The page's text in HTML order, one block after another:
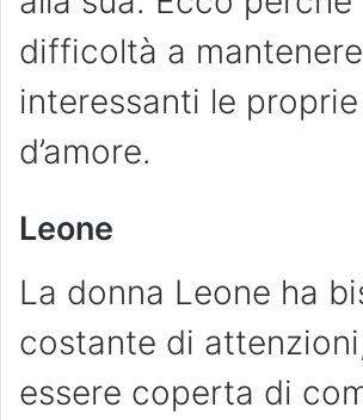
difficoltà a
interessanti le
d’amore.
Leone
La donna Leone ha
costante di
essere coperta di